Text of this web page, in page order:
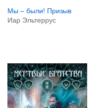
Мы – были! Призыв
Иар Эльтеррус